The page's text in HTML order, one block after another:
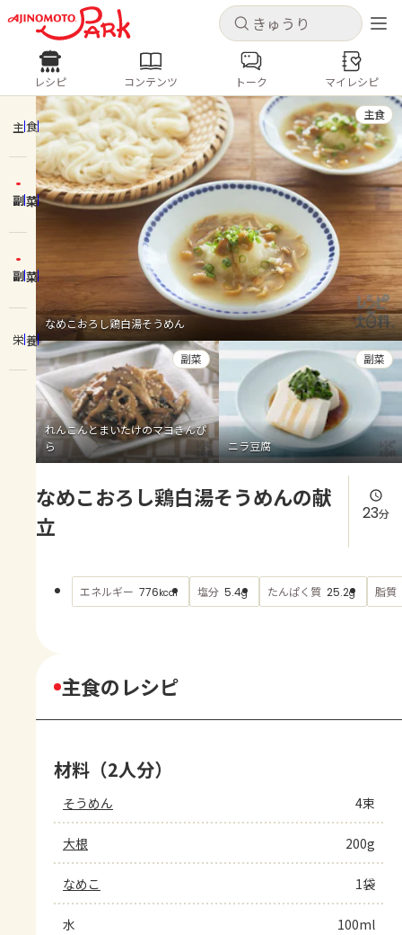
キャンセル
ログインするとレシピを保存できます
ログイン 新規登録
ホーム
コンテンツ
レシピ
トーク
よくあるお問い合わせ
お買い物
AJINOMOTO PARK とは
キャンセル
レシピ コンテンツ
人気の食材・レシピ
きゅうり なす トマト
とうもろこし
ピーマン
みょうが ゴーヤ
レシピ コンテンツ トーク マイレシピ
主食
副菜
副菜
栄養
なめこおろし鶏白湯そうめん
主食
れんこんとまいたけのマヨきんぴ
ら
副菜
ニラ豆腐
副菜
なめこおろし鶏白湯そうめんの献
立
23分
エネルギー 776kcal 塩分 5.4g たんぱく質 25.2g 脂質
主食のレシピ
材料（2人分）
そうめん 4束
大根 200g
なめこ 1袋
水 100ml